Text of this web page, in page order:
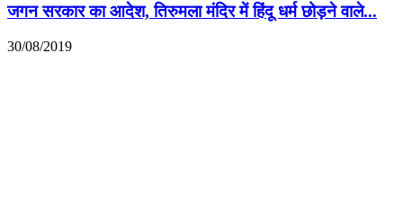
जगन सरकार का आदेश, तिरुमला मंदिर में हिंदू धर्म छोड़ने वाले...
30/08/2019